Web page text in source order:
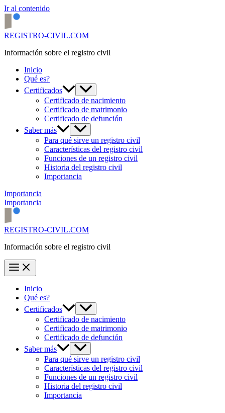
Ir al contenido
REGISTRO-CIVIL.COM
Información sobre el registro civil
Inicio
Qué es?
Certificados
Certificado de nacimiento
Certificado de matrimonio
Certificado de defunción
Saber más
Para qué sirve un registro civil
Características del registro civil
Funciones de un registro civil
Historia del registro civil
Importancia
Importancia
Importancia
REGISTRO-CIVIL.COM
Información sobre el registro civil
Inicio
Qué es?
Certificados
Certificado de nacimiento
Certificado de matrimonio
Certificado de defunción
Saber más
Para qué sirve un registro civil
Características del registro civil
Funciones de un registro civil
Historia del registro civil
Importancia